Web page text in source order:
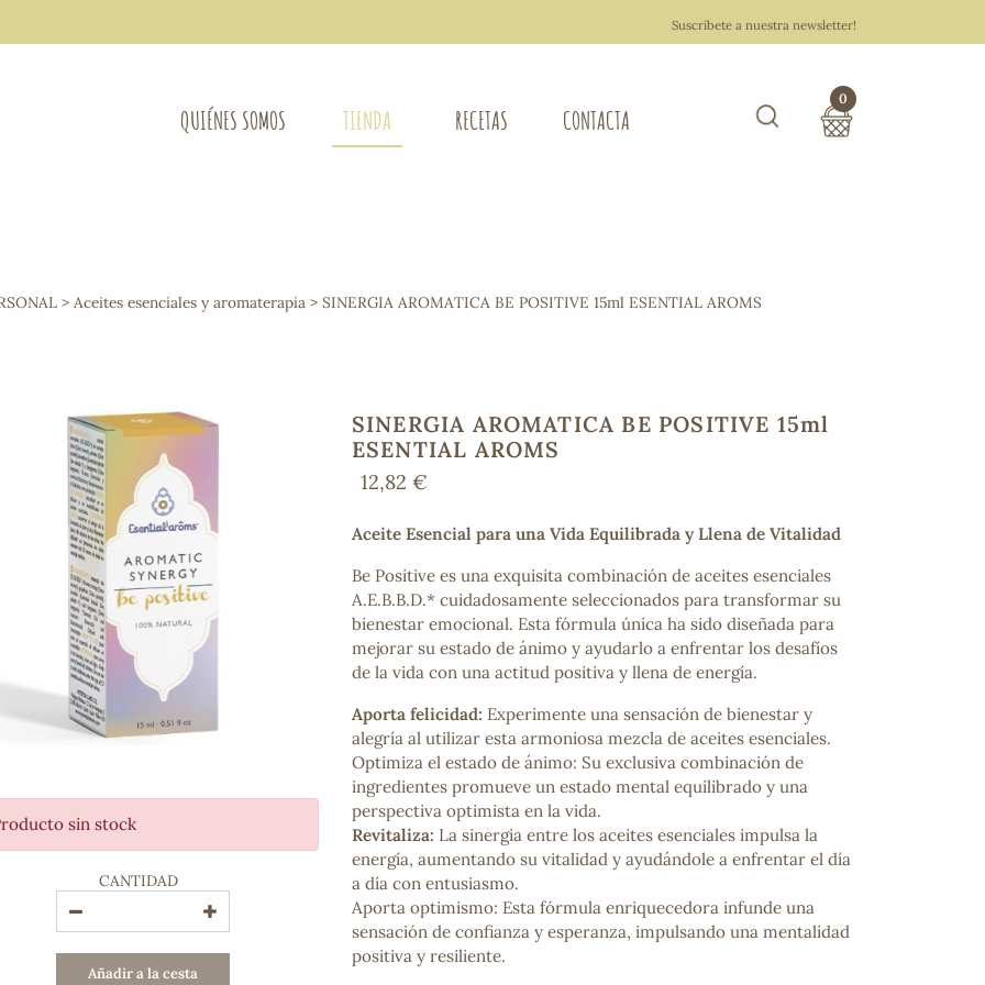
Suscríbete a nuestra newsletter!
QUIÉNES SOMOS TIENDA
Osteo-articular
Mujer
Control de peso
Extracto de plantas
Ácidos Grasos
Depurativos
Bienestar emocional
Jalea Real
Memoria
Hierro
Deporte
Digestivos
Circulatorio, colesterol y glucosa
Superalimentos
Proteína
Energía
COSMÉTICA E HIGIENE PERSONAL
Cremas, lociones y aceites corporales
Hombre
Higiene personal
Labiales
Aceites esenciales y aromaterapia
Aceites vegetales
RECETAS CONTACTA
0
> Aceites esenciales y aromaterapia > SINERGIA AROMATICA BE POSITIVE 15ml ESENTIAL AROMS
sin stock
CANTIDAD
Añadir a la cesta
SINERGIA AROMATICA BE POSITIVE 15ml
ESENTIAL AROMS
12,82 €
Aceite Esencial para una Vida Equilibrada y Llena de Vitalidad
Be Positive es una exquisita combinación de aceites esenciales
A.E.B.B.D.* cuidadosamente seleccionados para transformar su
bienestar emocional. Esta fórmula única ha sido diseñada para
mejorar su estado de ánimo y ayudarlo a enfrentar los desafíos
de la vida con una actitud positiva y llena de energía.
Aporta felicidad: Experimente una sensación de bienestar y
alegría al utilizar esta armoniosa mezcla de aceites esenciales.
Optimiza el estado de ánimo: Su exclusiva combinación de
ingredientes promueve un estado mental equilibrado y una
perspectiva optimista en la vida.
Revitaliza: La sinergia entre los aceites esenciales impulsa la
energía, aumentando su vitalidad y ayudándole a enfrentar el día
a día con entusiasmo.
Aporta optimismo: Esta fórmula enriquecedora infunde una
sensación de confianza y esperanza, impulsando una mentalidad
positiva y resiliente.